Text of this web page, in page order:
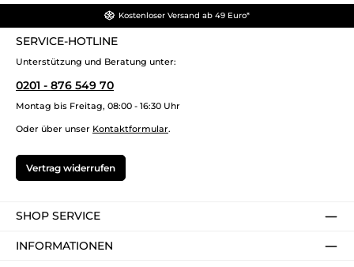
Kostenloser Versand ab 49 Euro*
SERVICE-HOTLINE
Unterstützung und Beratung unter:
0201 - 876 549 70
Montag bis Freitag, 08:00 - 16:30 Uhr
Oder über unser Kontaktformular.
Vertrag widerrufen
SHOP SERVICE
INFORMATIONEN